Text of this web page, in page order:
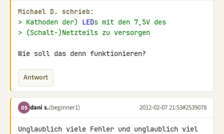
Michael D. schrieb:
> Kathoden der) LEDs mit den 7,5V des
> (Schalt-)Netzteils zu versorgen
Wie soll das denn funktionieren?
Antwort
DS dani s.(beginner1) 2012-02-07 21:53#2539078
Unglaublich viele Fehler und unglaublich viel